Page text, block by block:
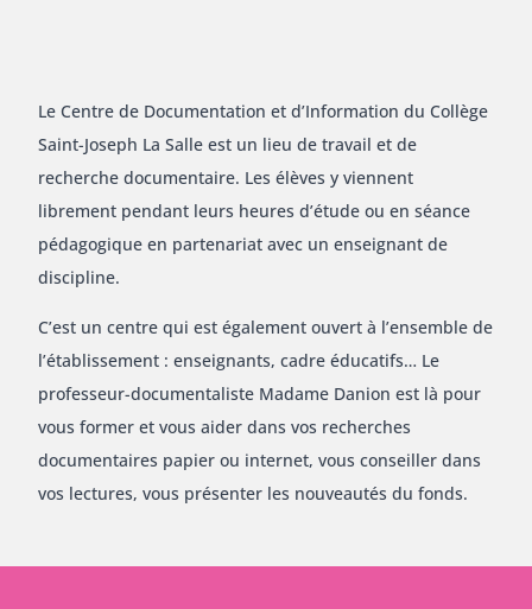
Le Centre de Documentation et d’Information du Collège
Saint-Joseph La Salle est un lieu de travail et de
recherche documentaire. Les élèves y viennent
librement pendant leurs heures d’étude ou en séance
pédagogique en partenariat avec un enseignant de
discipline.
C’est un centre qui est également ouvert à l’ensemble de
l’établissement : enseignants, cadre éducatifs… Le
professeur-documentaliste Madame Danion est là pour
vous former et vous aider dans vos recherches
documentaires papier ou internet, vous conseiller dans
vos lectures, vous présenter les nouveautés du fonds.